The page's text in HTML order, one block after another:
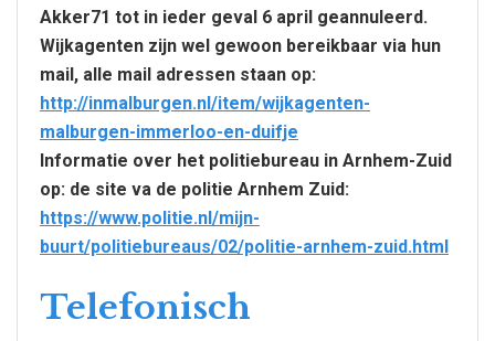
Akker71 tot in ieder geval 6 april geannuleerd.
Wijkagenten zijn wel gewoon bereikbaar via hun
mail, alle mail adressen staan op:
http://inmalburgen.nl/item/wijkagenten-
malburgen-immerloo-en-duifje
Informatie over het politiebureau in Arnhem-Zuid
op: de site va de politie Arnhem Zuid:
https://www.politie.nl/mijn-
buurt/politiebureaus/02/politie-arnhem-zuid.html
Telefonisch